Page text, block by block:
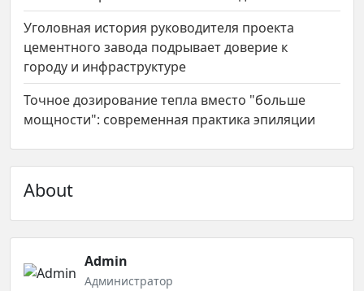
Уголовная история руководителя проекта
цементного завода подрывает доверие к
городу и инфраструктуре
Точное дозирование тепла вместо "больше
мощности": современная практика эпиляции
About
Admin
Администратор